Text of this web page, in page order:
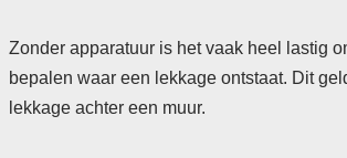
Zonder apparatuur is het vaak heel lastig
bepalen waar een lekkage ontstaat. Dit
lekkage achter een muur.